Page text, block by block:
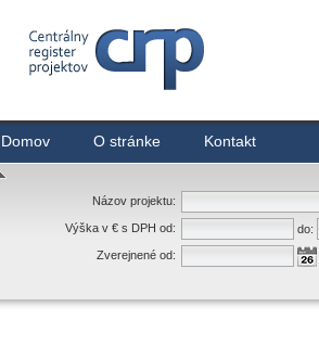
Domov O stránke Kontakt
Názov projektu:
Výška v € s DPH od:
do:
Zverejnené od: